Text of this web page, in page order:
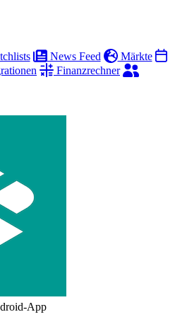
News Feed
Märkte
Finanzrechner
App